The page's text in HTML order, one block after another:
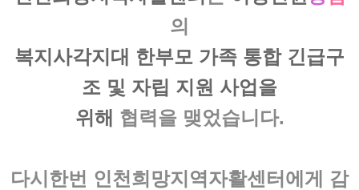
의
복지사각지대 한부모 가족 통합 긴급구
조 및 자립 지원 사업 을
위해 협력을 맺었습니다.
다시한번 인천희망지역자활센터에게 감